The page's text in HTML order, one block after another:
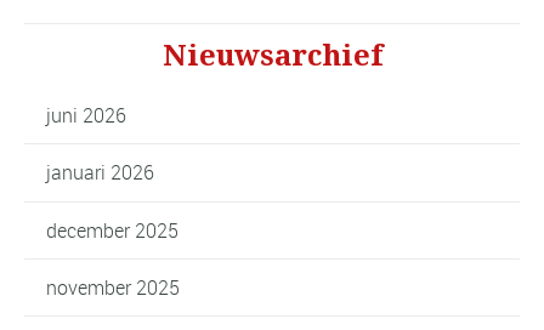
Nieuwsarchief
juni 2026
januari 2026
december 2025
november 2025